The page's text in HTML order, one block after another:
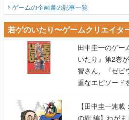
ゲームの企画書の記事一覧
若ゲのいたり〜ゲームクリエイタ
田中圭一のゲー
いたり』第2巻
智さん、『ゼビ
重なエピソード
【田中圭一連載
の絆 編】わが